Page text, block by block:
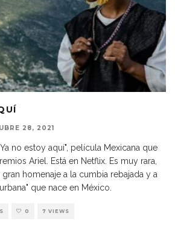
28, 2021
no estoy aquí", película Mexicana que
Ariel. Está en Netflix. Es muy rara,
homenaje a la cumbia rebajada y a
que nace en México.
0 7 VIEWS